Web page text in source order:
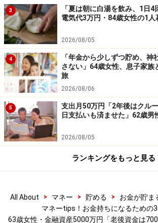
「今後の自宅の老朽化や車
で、出費が想定されるから不安
今の生活についての満足度は「普通」
「健康に恵まれ、日々の暮らしで特に
最近は子どもからお年玉をもらったり
らったりとうれしいことが増えた。た
老朽化や車の買い替え等で、出費が想
不安」と語ります。
た。派手な生活を求めればきりがない
の生活を楽しんでいくことが重要。お
3
「夏は朝に白湯を飲み、1日
電気代3万円・84歳女性の1人
2026/08/05
4
「年金から少しずつ貯め、神
さない」64歳女性、息子家族
旅
2026/08/06
5
支出月50万円「2年後はクル
日支払いも済ませた」62歳男
2026/08/05
ランキングをもっと見る
All About > マネー > 貯める > お金が貯ま
マネーtips！お金持ちになるための
63歳女性・金融資産5000万円「老後資金は